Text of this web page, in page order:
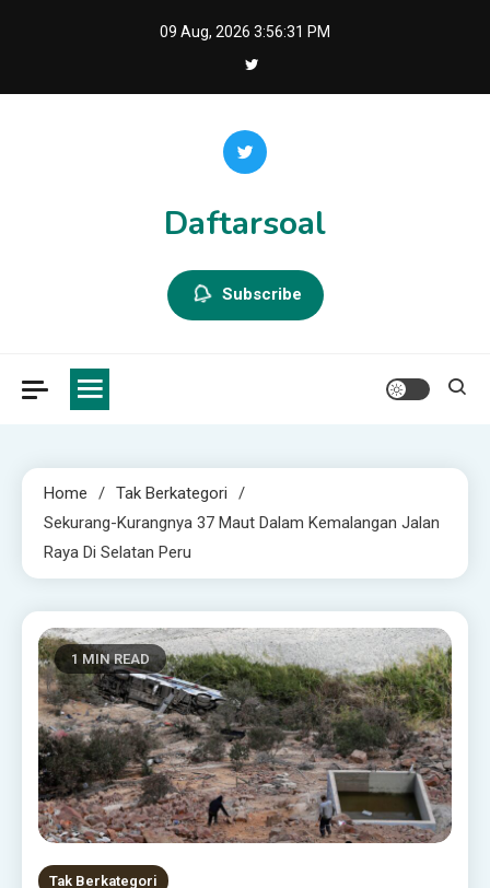
09 Aug, 2026 3:56:31 PM
Daftarsoal
Subscribe
Home
Tak Berkategori
Sekurang-Kurangnya 37 Maut Dalam Kemalangan Jalan
Raya Di Selatan Peru
1 MIN READ
Tak Berkategori